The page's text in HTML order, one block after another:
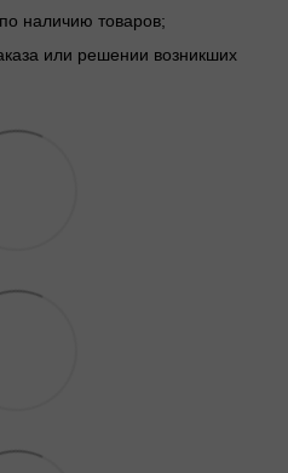
наличию товаров;
или решении возникших